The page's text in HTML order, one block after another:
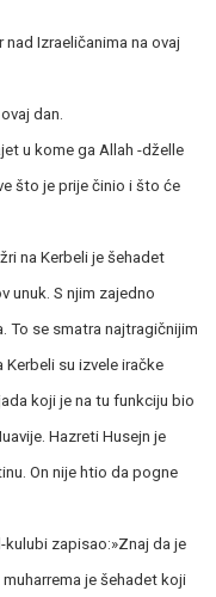
nad Izraeličanima na ovaj
dan.
u kome ga Allah -dželle
što je prije činio i što će
na Kerbeli je šehadet
unuk. S njim zajedno
To se smatra najtragičnijim
su izvele iračke
koji je na tu funkciju bio
Hazreti Husejn je
On nije htio da pogne
kulubi zapisao:»Znaj da je
je šehadet koji